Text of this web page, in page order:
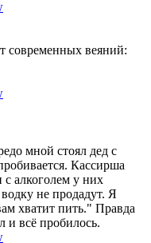
современных веяний:
мной стоял дед с
Кассирша
с алкоголем у них
водку не продадут. Я
хватит пить." Правда
и всё пробилось.